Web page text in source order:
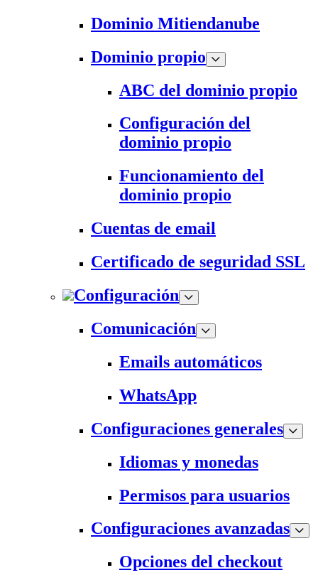
Dominio Mitiendanube
Dominio propio
ABC del dominio propio
Configuración del
dominio propio
Funcionamiento del
dominio propio
Cuentas de email
Certificado de seguridad SSL
Configuración
Comunicación
Emails automáticos
WhatsApp
Configuraciones generales
Idiomas y monedas
Permisos para usuarios
Configuraciones avanzadas
Opciones del checkout